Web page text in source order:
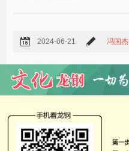
2024-06-21 冯国杰